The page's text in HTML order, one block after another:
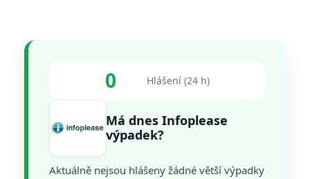
0 Hlášení (24 h)
Má dnes Infoplease
výpadek?
Aktuálně nejsou hlášeny žádné větší výpadky